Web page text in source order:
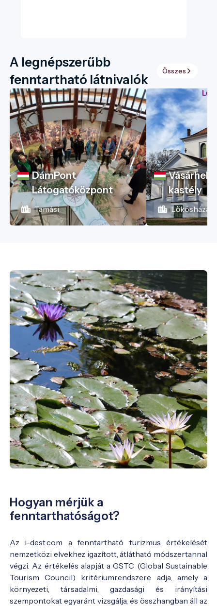
A legnépszerűbb
fenntartható látnivalók
Összes
DámPont
Látogatóközpont
Tamási
kastély
Lőkösháza
Hogyan mérjük a
fenntarthatóságot?
Az i-dest.com a fenntartható turizmus értékelését
nemzetközi elvekhez igazított, átlátható módszertannal
végzi. Az értékelés alapját a GSTC (Global Sustainable
Tourism Council) kritériumrendszere adja, amely a
környezeti, társadalmi, gazdasági és irányítási
szempontokat egyaránt vizsgálja, és összhangban áll az